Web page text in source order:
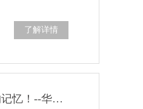
了解详情
实木衣柜里面用什么衣架，一个衣架保存一家人的记忆！--华恩衣架